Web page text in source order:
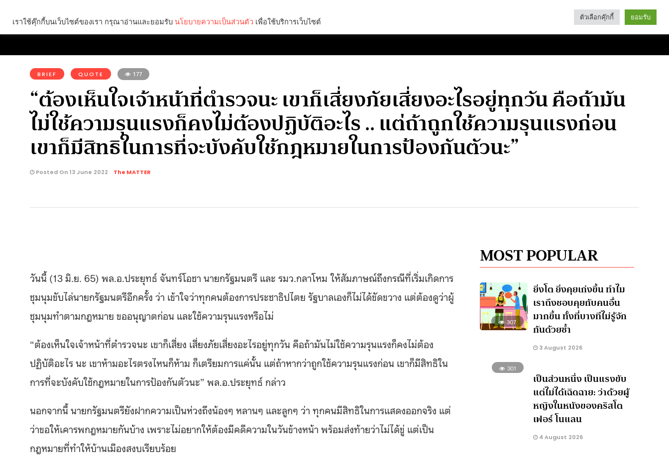
Categories
คุณกำลังอ่าน:
BRIEF QUOTE 177
“ต้องเห็นใจเจ้าหน้าที่ตำรวจนะ เขาก็เสี่ยงภัยเสี่ยงอะไรอยู่ทุกวัน คือถ้ามัน
ไม่ใช้ความรุนแรงก็คงไม่ต้องปฏิบัติอะไร .. แต่ถ้าถูกใช้ความรุนแรงก่อน
เขาก็มีสิทธิในการที่จะบังคับใช้กฎหมายในการป้องกันตัวนะ”
Posted On 13 June 2022 The MATTER
วันนี้ (13มิ ย . 65) พล อ ประยุทธ์ จันทร์โอชา นายกรัฐมนตรี และ รมว กลาโหม ให้สัมภาษณ์ถึงกรณีที่เริ่มเกิดการ
ชุมนุมขับไล่นายกรัฐมนตรีอีกครั้ง ว่า เข้าใจว่าทุกคนต้องการประชาธิปไตย รัฐบาลเองก็ไม่ได้ขัดขวาง แต่ต้องดูว่าผู้
ชุมนุมทำตามกฎหมาย ขออนุญาตก่อน และใช้ความรุนแรงหรือไม่
“ต้องเห็นใจเจ้าหน้าที่ตำรวจนะ เขาก็เสี่ยง เสี่ยงภัยเสี่ยงอะไรอยู่ทุกวัน คือถ้ามันไม่ใช้ความรุนแรงก็คงไม่ต้อง
ปฏิบัติอะไร นะ เขาห้ามอะไรตรงไหนก็ห้าม ก็เตรียมการแค่นั้น แต่ถ้าหากว่าถูกใช้ความรุนแรงก่อน เขาก็มีสิทธิใน
การที่จะบังคับใช้กฎหมายในการป้องกันตัวนะ” พล อ ประยุทธ์ กล่าว
นอกจากนี้ นายกรัฐมนตรียังฝากความเป็นห่วงถึงน้องๆ หลานๆ และลูกๆ ว่า ทุกคนมีสิทธิในการแสดงออกจริง แต่
ว่าขอให้เคารพกฎหมายกันบ้าง เพราะไม่อยากให้ต้องมีคดีความในวันข้างหน้า พร้อมส่งท้ายว่าไม่ได้ขู่ แต่เป็น
กฎหมายที่ทำให้บ้านเมืองสงบเรียบร้อย
MOST POPULAR
307
ยิ่งโต ยิ่งคุยเก่งขึ้น ทำไม
เราถึงชอบคุยกับคนอื่น
มากขึ้น ทั้งที่บางทีไม่รู้จัก
กันด้วยซ้ำ
3 August 2026
301
เป็นส่วนหนึ่ง เป็นแรงขับ
แต่ไม่ได้เฉิดฉาย: ว่าด้วยผู้
หญิงในหนังของคริสโต
เฟอร์ โนแลน
4 August 2026
เราใช้คุ๊กกี้บนเว็บไซต์ของเรา กรุณาอ่านและยอมรับ นโยบายความเป็นส่วนตัว เพื่อใช้บริการเว็บไซต์ ตัวเลือกคุ๊กกี้ ยอมรับ